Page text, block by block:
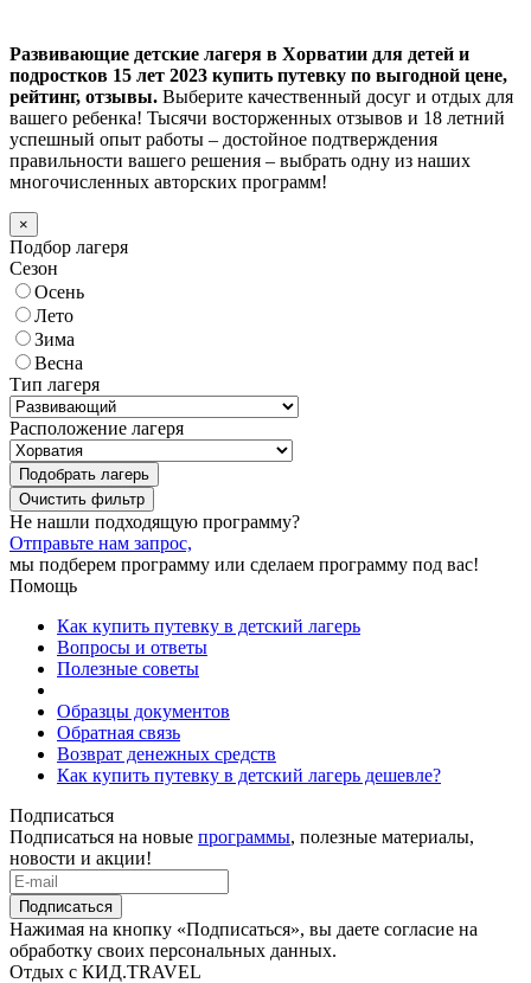
Развивающие детские лагеря в Хорватии для детей и
подростков 15 лет 2023 купить путевку по выгодной цене,
рейтинг, отзывы. Выберите качественный досуг и отдых для
вашего ребенка! Тысячи восторженных отзывов и 18 летний
успешный опыт работы – достойное подтверждения
правильности вашего решения – выбрать одну из наших
многочисленных авторских программ!
×
Подбор лагеря
Сезон
Осень
Лето
Зима
Весна
Тип лагеря
Расположение лагеря
Подобрать лагерь
Не нашли подходящую программу?
Отправьте нам запрос,
мы подберем программу или сделаем программу под вас!
Помощь
Как купить путевку в детский лагерь
Вопросы и ответы
Полезные советы
Образцы документов
Обратная связь
Возврат денежных средств
Как купить путевку в детский лагерь дешевле?
Подписаться
Подписаться на новые программы, полезные материалы,
новости и акции!
Подписаться
Нажимая на кнопку «Подписаться», вы даете согласие на
обработку своих персональных данных.
Отдых с КИД.TRAVEL